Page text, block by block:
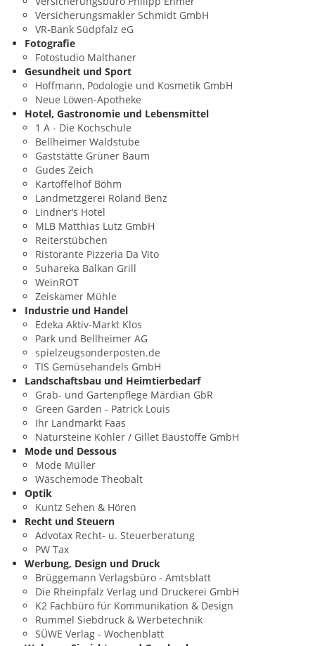
Versicherungsmakler Schmidt GmbH
VR-Bank Südpfalz eG
Fotografie
Fotostudio Malthaner
Gesundheit und Sport
Hoffmann, Podologie und Kosmetik GmbH
Neue Löwen-Apotheke
Hotel, Gastronomie und Lebensmittel
1 A - Die Kochschule
Bellheimer Waldstube
Gaststätte Grüner Baum
Gudes Zeich
Kartoffelhof Böhm
Landmetzgerei Roland Benz
Lindner‘s Hotel
MLB Matthias Lutz GmbH
Reiterstübchen
Ristorante Pizzeria Da Vito
Suhareka Balkan Grill
WeinROT
Zeiskamer Mühle
Industrie und Handel
Edeka Aktiv-Markt Klos
Park und Bellheimer AG
spielzeugsonderposten.de
TIS Gemüsehandels GmbH
Landschaftsbau und Heimtierbedarf
Grab- und Gartenpflege Märdian GbR
Green Garden - Patrick Louis
Ihr Landmarkt Faas
Natursteine Kohler / Gillet Baustoffe GmbH
Mode und Dessous
Mode Müller
Wäschemode Theobalt
Optik
Kuntz Sehen & Hören
Recht und Steuern
Advotax Recht- u. Steuerberatung
PW Tax
Werbung, Design und Druck
Brüggemann Verlagsbüro - Amtsblatt
Die Rheinpfalz Verlag und Druckerei GmbH
K2 Fachbüro für Kommunikation & Design
Rummel Siebdruck & Werbetechnik
SÜWE Verlag - Wochenblatt